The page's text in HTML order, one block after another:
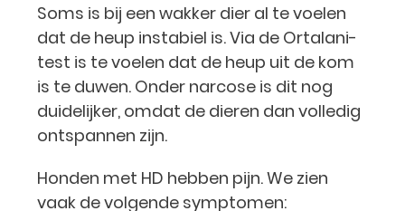
Soms is bij een wakker dier al te voelen
dat de heup instabiel is. Via de Ortalani-
test is te voelen dat de heup uit de kom
is te duwen. Onder narcose is dit nog
duidelijker, omdat de dieren dan volledig
ontspannen zijn.
Honden met HD hebben pijn. We zien
vaak de volgende symptomen: